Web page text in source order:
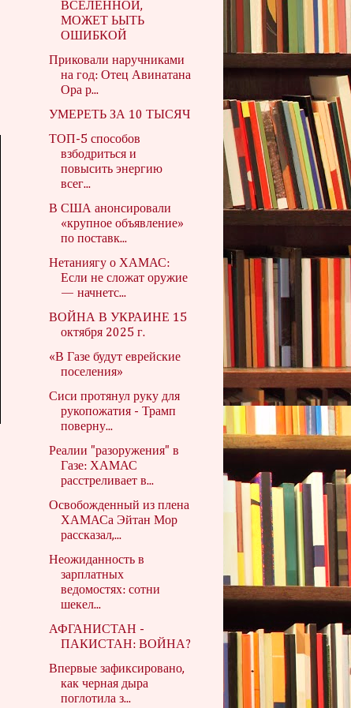
ВСЕЛЕННОЙ,
МОЖЕТ ЬЫТЬ
ОШИБКОЙ
Приковали наручниками
на год: Отец Авинатана
Ора р...
УМЕРЕТЬ ЗА 10 ТЫСЯЧ
ТОП-5 способов
взбодриться и
повысить энергию
всег...
В США анонсировали
«крупное объявление»
по поставк...
Нетаниягу о ХАМАС:
Если не сложат оружие
— начнетс...
ВОЙНА В УКРАИНЕ 15
октября 2025 г.
«В Газе будут еврейские
поселения»
Сиси протянул руку для
рукопожатия - Трамп
поверну...
Реалии "разоружения" в
Газе: ХАМАС
расстреливает в...
Освобожденный из плена
ХАМАСа Эйтан Мор
рассказал,...
Неожиданность в
зарплатных
ведомостях: сотни
шекел...
АФГАНИСТАН -
ПАКИСТАН: ВОЙНА?
Впервые зафиксировано,
как черная дыра
поглотила з...